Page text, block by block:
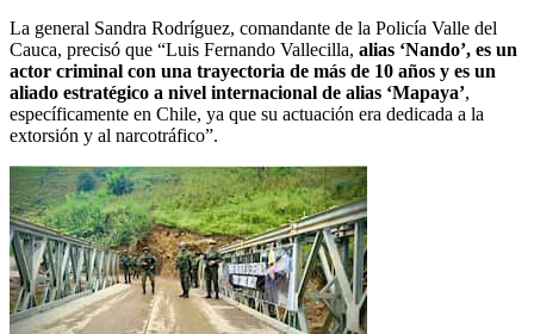
La general Sandra Rodríguez, comandante de la Policía Valle del
Cauca, precisó que “Luis Fernando Vallecilla, alias ‘Nando’, es un
actor criminal con una trayectoria de más de 10 años y es un
aliado estratégico a nivel internacional de alias ‘Mapaya’,
específicamente en Chile, ya que su actuación era dedicada a la
extorsión y al narcotráfico”.